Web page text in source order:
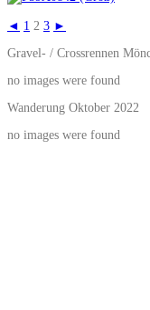
◄ 1 2 3 ►
Gravel- / Crossrennen
no images were found
Wanderung Oktober 2022
no images were found